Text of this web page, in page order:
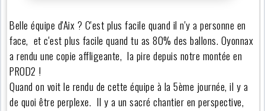
Belle équipe d'Aix ? C'est plus facile quand il n'y a personne en
face, et c'est plus facile quand tu as 80% des ballons. Oyonnax
a rendu une copie affligeante, la pire depuis notre montée en
PROD2 !
Quand on voit le rendu de cette équipe à la 5ème journée, il y a
de quoi être perplexe. Il y a un sacré chantier en perspective,